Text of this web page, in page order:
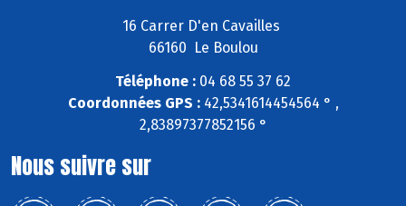
16 Carrer D'en Cavailles
66160 Le Boulou
Téléphone : 04 68 55 37 62
Coordonnées GPS :42,5341614454564 ° ,
2,83897377852156 °
Nous suivre sur